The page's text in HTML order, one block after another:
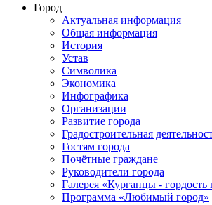
Город
Актуальная информация
Общая информация
История
Устав
Символика
Экономика
Инфографика
Организации
Развитие города
Градостроительная
Гостям города
Почётные граждане
Руководители города
Галерея «Курганцы - гордость
Программа «Любимый город»